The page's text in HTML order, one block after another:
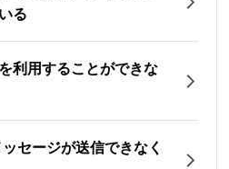
る
利用することができな
セージが送信できなく